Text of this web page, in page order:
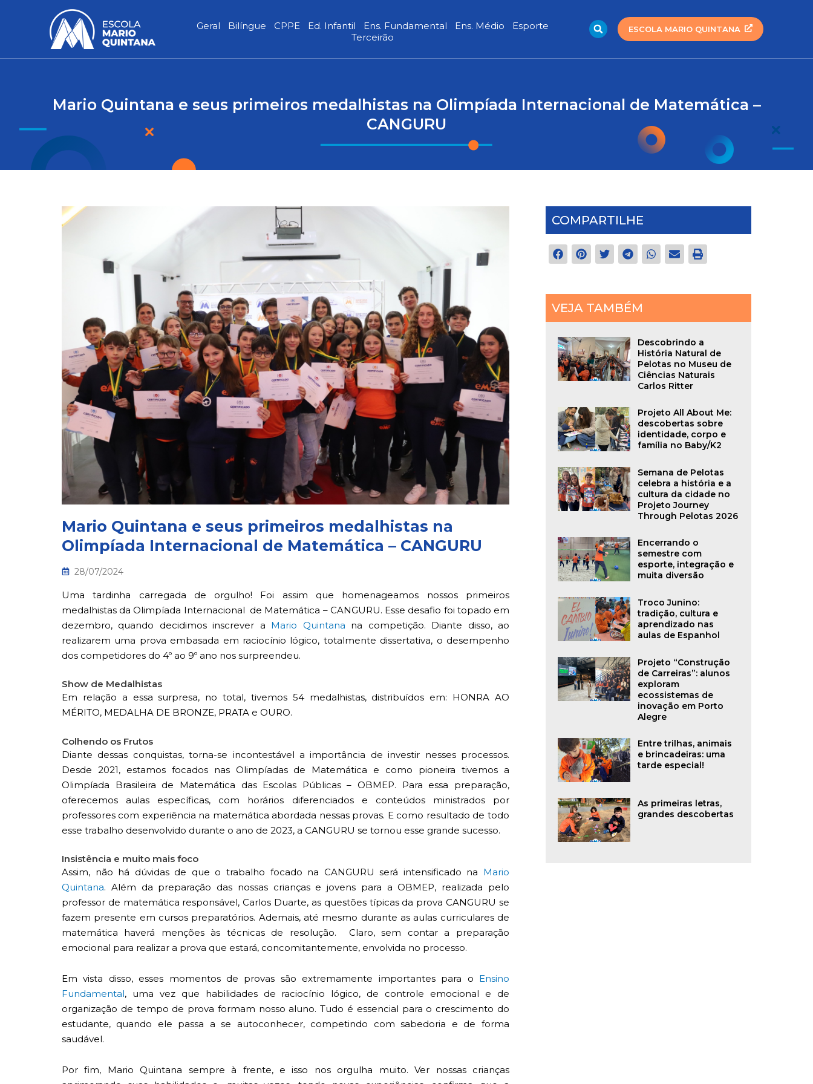
Geral Bilíngue CPPE Ed. Infantil Ens. Fundamental Ens. Médio
Esporte
Terceirão
SearchESCOLA MARIO QUINTANA
Mario Quintana e seus primeiros medalhistas na Olimpíada Internacional de Matemática –
CANGURU
Mario Quintana e seus primeiros medalhistas na
Olimpíada Internacional de Matemática – CANGURU
28/07/2024
Uma tardinha carregada de orgulho! Foi assim que homenageamos nossos primeiros
medalhistas da Olimpíada Internacional de Matemática – CANGURU. Esse desafio foi topado em
dezembro, quando decidimos inscrever a Mario Quintana na competição. Diante disso, ao
realizarem uma prova embasada em raciocínio lógico, totalmente dissertativa, o desempenho
dos competidores do 4º ao 9º ano nos surpreendeu.
Show de Medalhistas
Em relação a essa surpresa, no total, tivemos 54 medalhistas, distribuídos em: HONRA AO
MÉRITO, MEDALHA DE BRONZE, PRATA e OURO.
Colhendo os Frutos
Diante dessas conquistas, torna-se incontestável a importância de investir nesses processos.
Desde 2021, estamos focados nas Olimpíadas de Matemática e como pioneira tivemos a
Olimpíada Brasileira de Matemática das Escolas Públicas – OBMEP. Para essa preparação,
oferecemos aulas específicas, com horários diferenciados e conteúdos ministrados por
professores com experiência na matemática abordada nessas provas. E como resultado de todo
esse trabalho desenvolvido durante o ano de 2023, a CANGURU se tornou esse grande sucesso.
Insistência e muito mais foco
Assim, não há dúvidas de que o trabalho focado na CANGURU será intensificado na Mario
Quintana. Além da preparação das nossas crianças e jovens para aOBMEP, realizada pelo
professor de matemática responsável, Carlos Duarte, as questões típicas da prova CANGURU se
fazem presente em cursos preparatórios. Ademais, até mesmo durante as aulas curriculares de
matemática haverá menções às técnicas de resolução. Claro, sem contar a preparação
emocional para realizar a prova que estará, concomitantemente, envolvida no processo.
Em vista disso, esses momentos de provas são extremamente importantes para o Ensino
Fundamental, uma vez que habilidades de raciocínio lógico, de controle emocional e de
organização de tempo de prova formam nosso aluno. Tudo é essencial para o crescimento do
estudante, quando ele passa a se autoconhecer, competindo com sabedoria e de forma
saudável.
Por fim, Mario Quintana sempre à frente, e isso nos orgulha muito. Ver nossas crianças
COMPARTILHE
VEJA TAMBÉM
Descobrindo a
História Natural de
Pelotas no Museu de
Ciências Naturais
Carlos Ritter
Projeto All About Me:
descobertas sobre
identidade, corpo e
família no Baby/K2
Semana de Pelotas
celebra a história e a
cultura da cidade no
Projeto Journey
Through Pelotas 2026
Encerrando o
semestre com
esporte, integração e
muita diversão
Troco Junino:
tradição, cultura e
aprendizado nas
aulas de Espanhol
Projeto “Construção
de Carreiras”: alunos
exploram
ecossistemas de
inovação em Porto
Alegre
Entre trilhas, animais
e brincadeiras: uma
tarde especial!
As primeiras letras,
grandes descobertas